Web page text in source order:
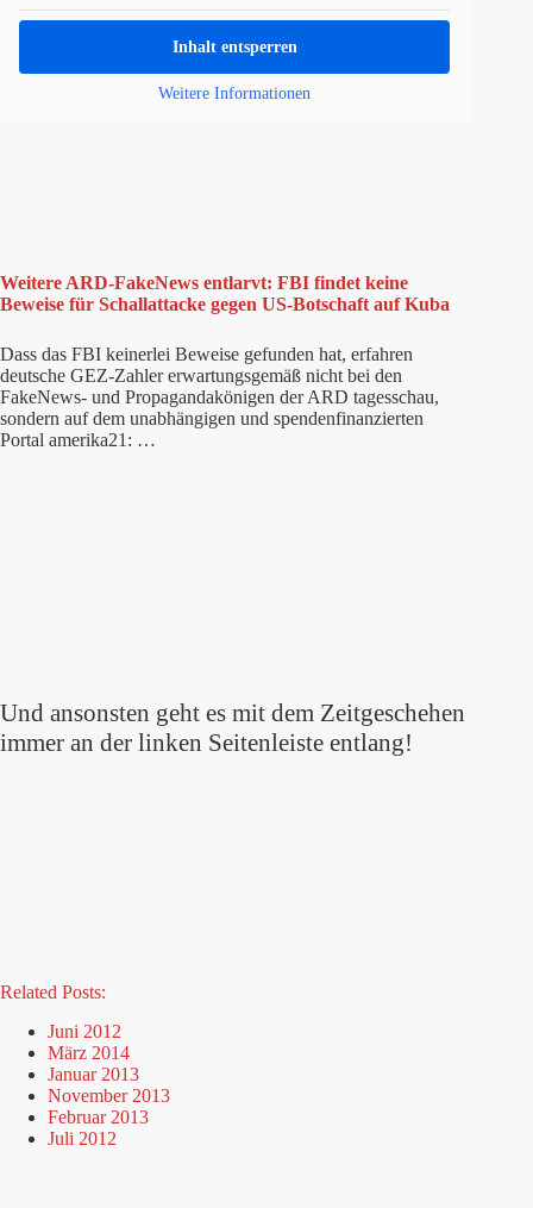
Inhalt entsperren
Weitere Informationen
Weitere ARD-FakeNews entlarvt: FBI findet keine
Beweise für Schallattacke gegen US-Botschaft auf Kuba
Dass das FBI keinerlei Beweise gefunden hat, erfahren
deutsche GEZ-Zahler erwartungsgemäß nicht bei den
FakeNews- und Propagandakönigen der ARD tagesschau,
sondern auf dem unabhängigen und spendenfinanzierten
Portal amerika21: …
Und ansonsten geht es mit dem Zeitgeschehen
immer an der linken Seitenleiste entlang!
Related Posts:
Juni 2012
März 2014
Januar 2013
November 2013
Februar 2013
Juli 2012